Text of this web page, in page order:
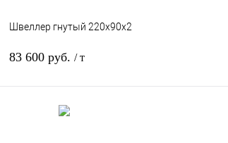
Швеллер гнутый 220х90х2
83 600 руб. / т